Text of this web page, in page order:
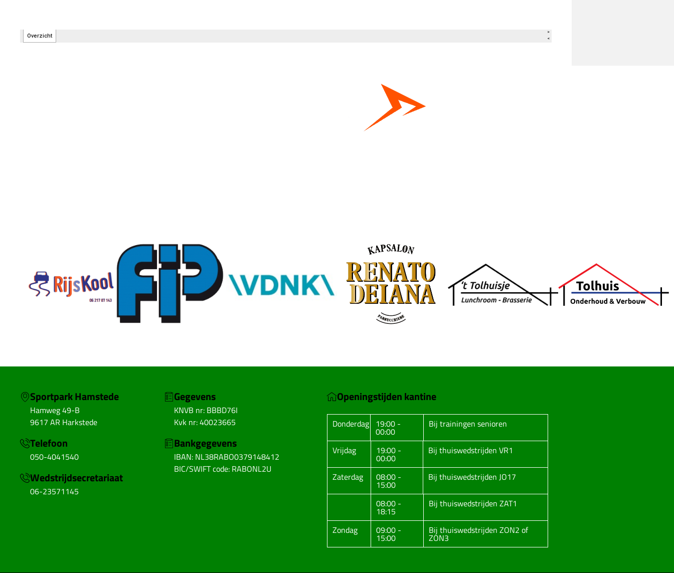
Sportpark Hamstede
Hamweg 49-B
9617 AR Harkstede
Telefoon
050-4041540
Wedstrijdsecretariaat
06-23571145
Gegevens
KNVB nr: BBBD76I
Kvk nr: 40023665
Bankgegevens
IBAN: NL38RABO0379148412
BIC/SWIFT code: RABONL2U
Openingstijden kantine
Donderdag 19:00 -
00:00
Bij trainingen senioren
Vrijdag 19:00 -
00:00
Bij thuiswedstrijden VR1
Zaterdag 08:00 -
15:00
Bij thuiswedstrijden JO17
08:00 -
18:15
Bij thuiswedstrijden ZAT1
Zondag 09:00 -
15:00
Bij thuiswedstrijden ZON2 of
ZON3